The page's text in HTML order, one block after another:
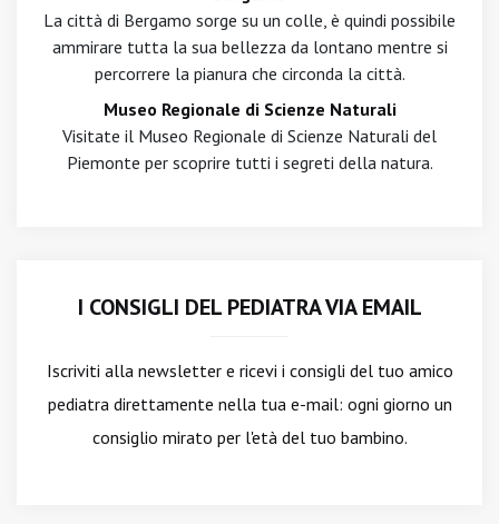
La città di Bergamo sorge su un colle, è quindi possibile
ammirare tutta la sua bellezza da lontano mentre si
percorrere la pianura che circonda la città.
Museo Regionale di Scienze Naturali
Visitate il Museo Regionale di Scienze Naturali del
Piemonte per scoprire tutti i segreti della natura.
I CONSIGLI DEL PEDIATRA VIA EMAIL
Iscriviti alla newslettere ricevi i consigli del tuo amico
pediatra direttamente nella tua e-mail: ogni giorno un
consiglio mirato per l'età del tuo bambino.